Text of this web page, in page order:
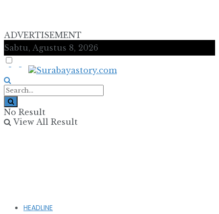
ADVERTISEMENT
Sabtu, Agustus 8, 2026
No Result
View All Result
HEADLINE